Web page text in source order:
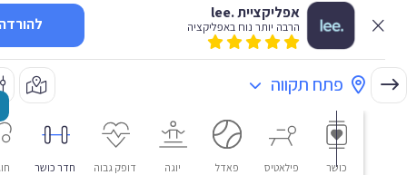
אפליקציית .lee
הרבה יותר נוח באפליקציה להורדה
פתח תקווה
פילאטיס פאדל דופק גבוה חדר כושר חוגים